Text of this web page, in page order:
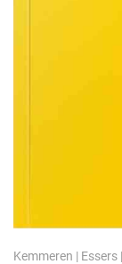
Kemmeren | Essers |